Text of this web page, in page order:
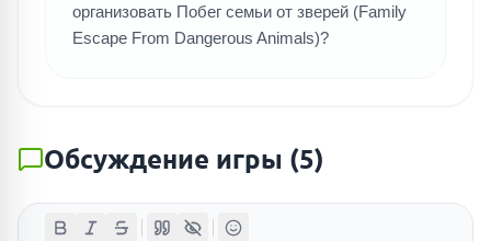
организовать Побег семьи от зверей (Family
Escape From Dangerous Animals)?
Обсуждение игры (5)